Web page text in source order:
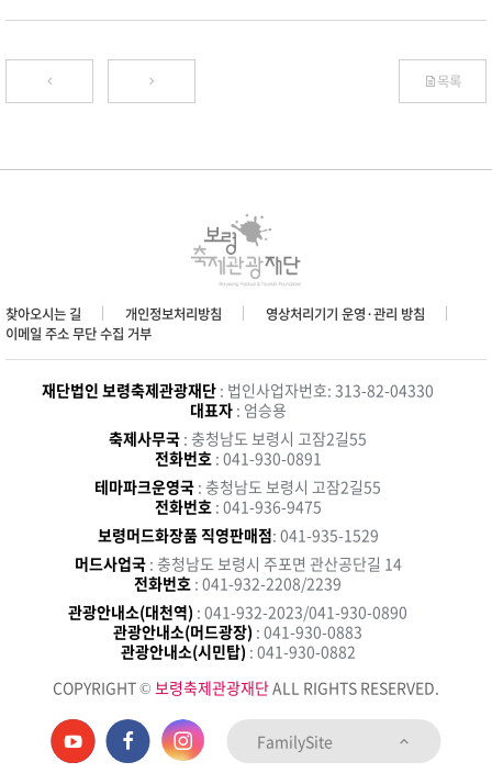
목록
찾아오시는 길 개인정보처리방침
영상처리기기 운영·관리 방침
이메일 주소 무단 수집 거부
재단법인 보령축제관광재단 : 법인사업자번호: 313-82-04330
대표자: 엄승용
축제사무국 : 충청남도 보령시 고잠2길55
전화번호 : 041-930-0891
테마파크운영국 : 충청남도 보령시 고잠2길55
전화번호 : 041-936-9475
보령머드화장품 직영판매점: 041-935-1529
머드사업국 : 충청남도 보령시 주포면 관산공단길 14
전화번호 : 041-932-2208/2239
관광안내소(대천역) : 041-932-2023/041-930-0890
관광안내소(머드광장) : 041-930-0883
관광안내소(시민탑) : 041-930-0882
COPYRIGHT © 보령축제관광재단ALL RIGHTS RESERVED.
FamilySite